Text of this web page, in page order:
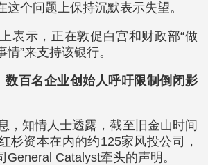
这个问题上保持沉默表示失望。
表示，正在敦促白宫和财政部“做
”来支持该银行。
数百名企业创始人呼吁限制倒闭影
，知情人士透露，截至旧金山时间
杉资本在内的约125家风投公司，
General Catalyst牵头的声明。